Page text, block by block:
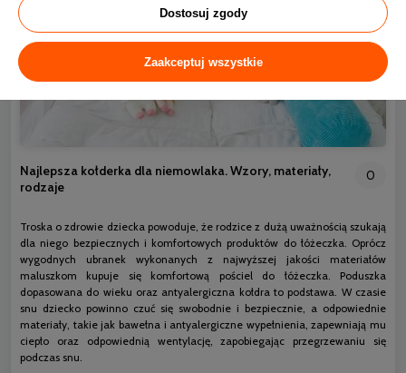
Najlepsza kołderka dla niemowlaka. Wzory, materiały,
rodzaje
0
Troska o zdrowie dziecka powoduje, że rodzice z dużą uważnością szukają
dla niego bezpiecznych i komfortowych produktów do łóżeczka. Oprócz
wygodnych ubranek wykonanych z najwyższej jakości materiałów
maluszkom kupuje się komfortową pościel do łóżeczka. Poduszka
dopasowana do wieku oraz antyalergiczna kołdra to podstawa. W czasie
snu dziecko powinno czuć się swobodnie i bezpiecznie, a odpowiednie
materiały, takie jak bawełna i antyalergiczne wypełnienia, zapewniają mu
ciepło oraz odpowiednią wentylację, zapobiegając przegrzewaniu się
podczas snu.
Dostosuj zgody
Zaakceptuj wszystkie